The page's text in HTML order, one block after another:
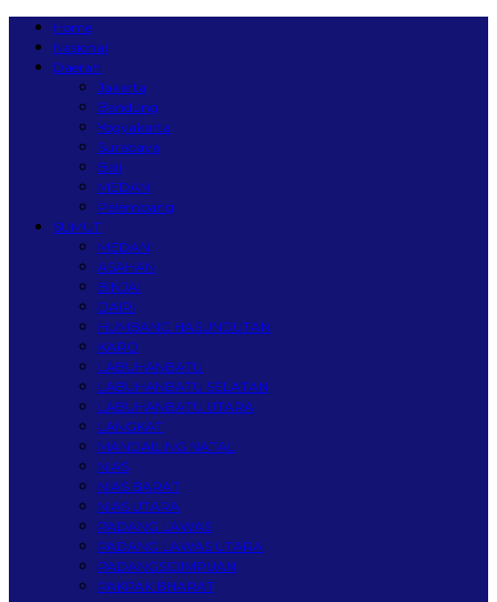
Home
Nasional
Daerah
Jakarta
Bandung
Yogyakarta
Surabaya
Bali
MEDAN
Palembang
SUMUT
MEDAN
ASAHAN
BINJAI
DAIRI
HUMBANG HASUNDUTAN
KARO
LABUHANBATU
LABUHANBATU SELATAN
LABUHANBATU UTARA
LANGKAT
MANDAILING NATAL
NIAS
NIAS BARAT
NIAS UTARA
PADANG LAWAS
PADANG LAWAS UTARA
PADANGSIDIMPUAN
PAKPAK BHARAT